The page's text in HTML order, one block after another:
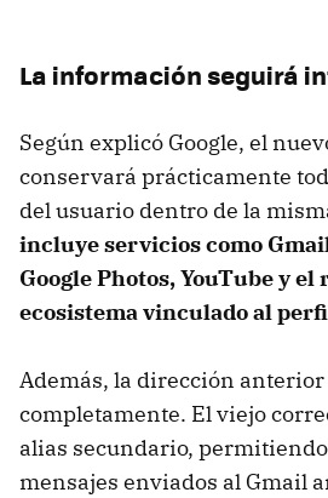
La información seguirá
Según explicó Google, el
conservará prácticamente
del usuario dentro de la
incluye servicios como
Google Photos, YouTube y el
ecosistema vinculado al
Además, la dirección
completamente. El viejo
alias secundario,
mensajes enviados al Gmail